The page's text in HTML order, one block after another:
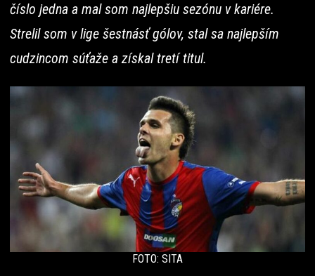
číslo jedna a mal som najlepšiu sezónu v kariére.
Strelil som v lige šestnásť gólov, stal sa najlepším
cudzincom súťaže a získal tretí titul.
FOTO: SITA